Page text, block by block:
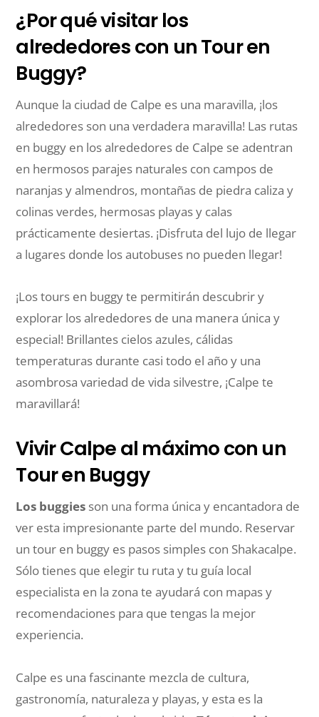
¿Por qué visitar los
alrededores con un Tour en
Buggy?
Aunque la ciudad de Calpe es una maravilla, ¡los
alrededores son una verdadera maravilla! Las rutas
en buggy en los alrededores de Calpe se adentran
en hermosos parajes naturales con campos de
naranjas y almendros, montañas de piedra caliza y
colinas verdes, hermosas playas y calas
prácticamente desiertas. ¡Disfruta del lujo de llegar
a lugares donde los autobuses no pueden llegar!
¡Los tours en buggy te permitirán descubrir y
explorar los alrededores de una manera única y
especial! Brillantes cielos azules, cálidas
temperaturas durante casi todo el año y una
asombrosa variedad de vida silvestre, ¡Calpe te
maravillará!
Vivir Calpe al máximo con un
Tour en Buggy
Los buggies son una forma única y encantadora de
ver esta impresionante parte del mundo. Reservar
un tour en buggy es pasos simples con Shakacalpe.
Sólo tienes que elegir tu ruta y tu guía local
especialista en la zona te ayudará con mapas y
recomendaciones para que tengas la mejor
experiencia.
Calpe es una fascinante mezcla de cultura,
gastronomía, naturaleza y playas, y esta es la